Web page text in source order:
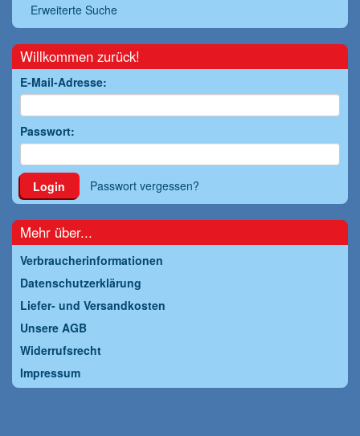
Erweiterte Suche
Willkommen zurück!
E-Mail-Adresse:
Passwort:
Login Passwort vergessen?
Mehr über...
Verbraucherinformationen
Datenschutzerklärung
Liefer- und Versandkosten
Unsere AGB
Widerrufsrecht
Impressum